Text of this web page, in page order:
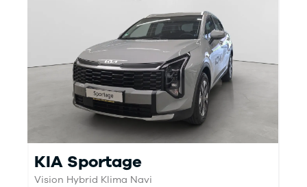
KIA Sportage
Vision Hybrid Klima Navi